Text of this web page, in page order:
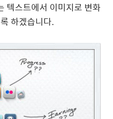
텍스트에서 이미지로 변화
하겠습니다.